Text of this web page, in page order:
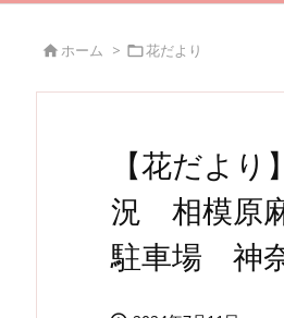
 ホーム > 花だより
【花だよ
況 相模原
駐車場 神